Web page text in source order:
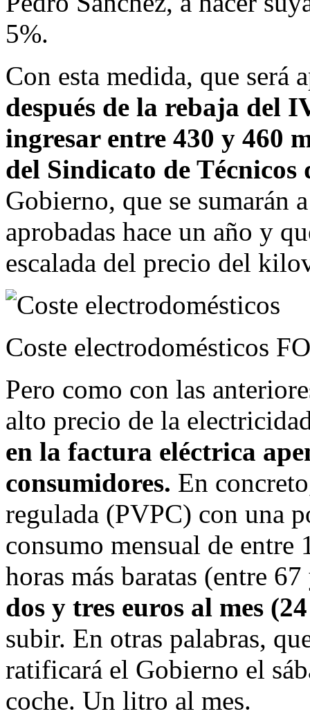
5%.
Con esta medida, que será
después de la rebaja del
ingresar entre 430 y 460
del Sindicato de
Gobierno, que se sumarán
aprobadas hace un año y
escalada del precio del
Coste electrodomésticos
Pero como con las
alto precio de la
en la factura eléctrica
consumidores. En
regulada (PVPC) con una
consumo mensual de
horas más baratas (entre
dos y tres euros al mes
subir. En otras palabras,
ratificará el Gobierno el
coche. Un litro al mes.